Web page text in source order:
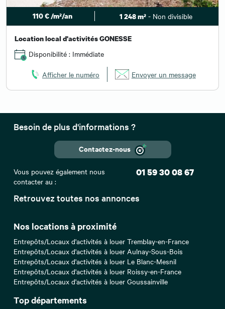
110 € /m²/an 1 248 m² - Non divisible
Location local d'activités GONESSE
Disponibilité : Immédiate
Afficher le numéro Envoyer un message
Retrouvez toutes nos annonces
Nos locations à proximité
Entrepôts/Locaux d'activités à louer Tremblay-en-France
Entrepôts/Locaux d'activités à louer Aulnay-Sous-Bois
Entrepôts/Locaux d'activités à louer Le Blanc-Mesnil
Entrepôts/Locaux d'activités à louer Roissy-en-France
Entrepôts/Locaux d'activités à louer Goussainville
Top départements
Besoin de plus d'informations ?
Contactez-nous
Vous pouvez également nous
contacter au :
01 59 30 08 67